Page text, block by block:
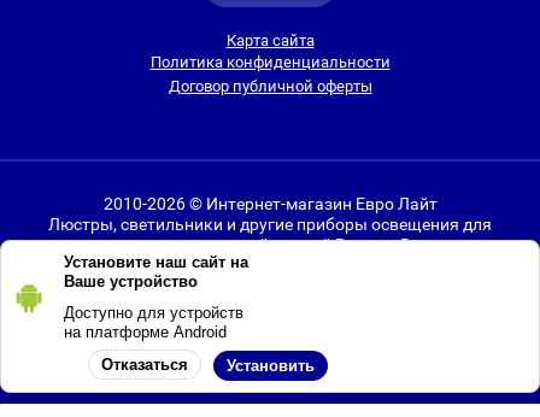
Установите наш сайт на
Ваше устройство
Доступно для устройств
на платформе Android
Отказаться
Установить
Карта сайта
Политика конфиденциальности
Договор публичной оферты
2010-2026 © Интернет-магазин Евро Лайт
Люстры, светильники и другие приборы освещения для
дома и улицы с доставкойпо всей России. Все права
защищены.
Информация о технических характеристиках, стране изготовления, внешнем
виде и цвете товаров
характери основывается на последних доступных к моменту публикации
сведениях